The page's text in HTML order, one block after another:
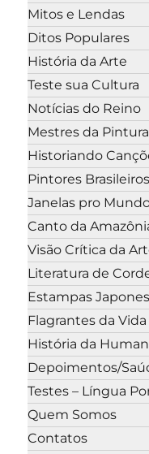
Mitos e Lendas
Ditos Populares
História da Arte
Teste sua Cultura
Notícias do Reino
Mestres da Pintura
Historiando
Pintores Brasileiros
Janelas pro
Canto da
Visão Crítica da
Literatura de
Estampas
Flagrantes da Vida
História da
Depoimentos/
Testes – Língua
Quem Somos
Contatos